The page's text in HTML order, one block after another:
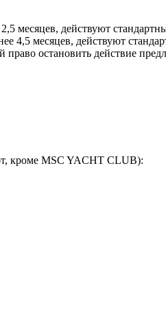
месяцев, действуют
4,5 месяцев, действуют
право остановить действие
кроме MSC YACHT CLUB):